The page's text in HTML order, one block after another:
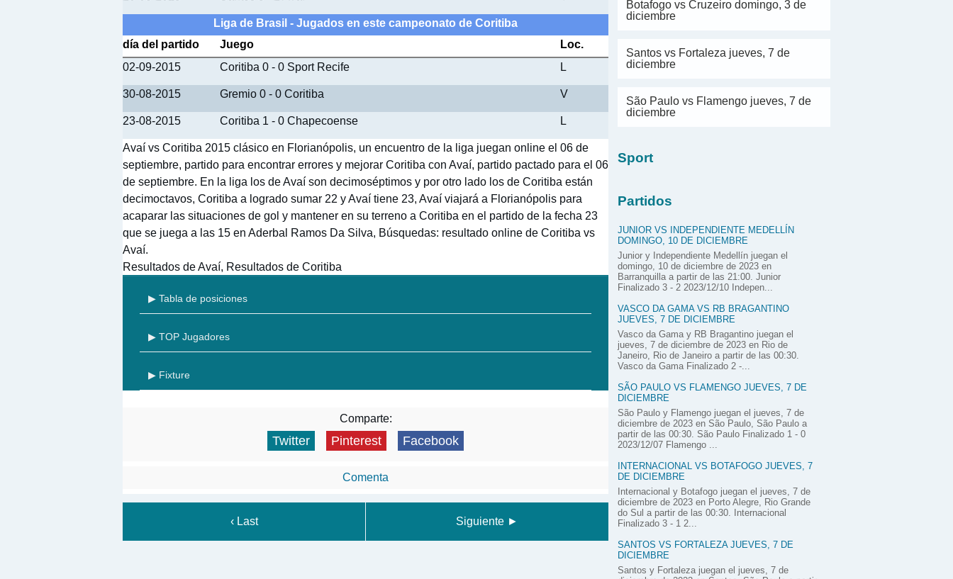
Liga de Brasil - Jugados en este campeonato de Coritiba
día del partido
Juego
Loc.
02-09-2015
Coritiba 0 - 0 Sport Recife L
30-08-2015 Gremio 0 - 0 Coritiba V
23-08-2015 Coritiba 1 - 0 Chapecoense L
Avaí vs Coritiba 2015 clásico en Florianópolis, un encuentro de la liga juegan online el 06 de
septiembre, partido para encontrar errores y mejorar Coritiba con Avaí, partido pactado para el 06
de septiembre. En la liga los de Avaí son decimoséptimos y por otro lado los de Coritiba están
decimoctavos, Coritiba a logrado sumar 22 y Avaí tiene 23, Avaí viajará a Florianópolis para
acaparar las situaciones de gol y mantener en su terreno a Coritiba en el partido de la fecha 23
que se juega a las 15 en Aderbal Ramos Da Silva, Búsquedas: resultado online de Coritiba vs
Avaí.
Resultados de Avaí, Resultados de Coritiba
▶ Tabla de posiciones
▶ TOP Jugadores
▶ Fixture
Comparte:
Twitter Pinterest Facebook
Comenta
‹ Last Siguiente ►
Botafogo vs Cruzeiro domingo, 3 de
diciembre
Santos vs Fortaleza jueves, 7 de
diciembre
São Paulo vs Flamengo jueves, 7 de
diciembre
Sport
Partidos
JUNIOR VS INDEPENDIENTE MEDELLÍN
DOMINGO, 10 DE DICIEMBRE
Junior y Independiente Medellín juegan el
domingo, 10 de diciembre de 2023 en
Barranquilla a partir de las 21:00. Junior
Finalizado 3 - 2 2023/12/10 Indepen...
VASCO DA GAMA VS RB BRAGANTINO
JUEVES, 7 DE DICIEMBRE
Vasco da Gama y RB Bragantino juegan el
jueves, 7 de diciembre de 2023 en Rio de
Janeiro, Rio de Janeiro a partir de las 00:30.
Vasco da Gama Finalizado 2 -...
SÃO PAULO VS FLAMENGO JUEVES, 7 DE
DICIEMBRE
São Paulo y Flamengo juegan el jueves, 7 de
diciembre de 2023 en São Paulo, São Paulo a
partir de las 00:30. São Paulo Finalizado 1 - 0
2023/12/07 Flamengo ...
INTERNACIONAL VS BOTAFOGO JUEVES, 7
DE DICIEMBRE
Internacional y Botafogo juegan el jueves, 7 de
diciembre de 2023 en Porto Alegre, Rio Grande
do Sul a partir de las 00:30. Internacional
Finalizado 3 - 1 2...
SANTOS VS FORTALEZA JUEVES, 7 DE
DICIEMBRE
Santos y Fortaleza juegan el jueves, 7 de